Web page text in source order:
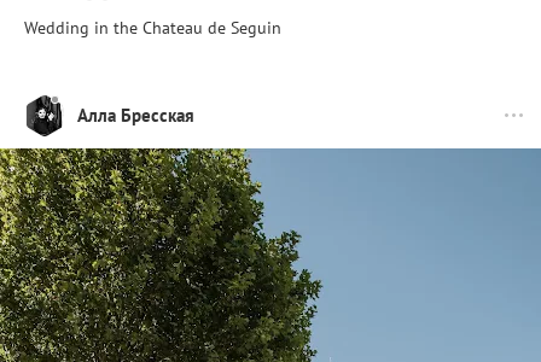
Wedding in the Chateau de Seguin
Алла Бресская